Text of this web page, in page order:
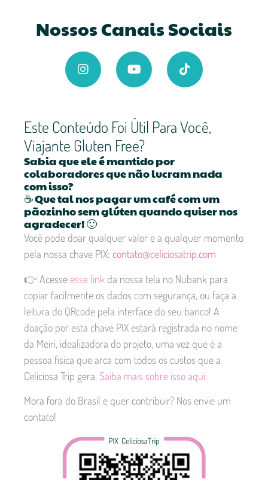
Nossos Canais Sociais
Este Conteúdo Foi Útil Para Você,
Viajante Gluten Free?
Sabia que ele é mantido por
colaboradores que não lucram nada
com isso?
☕ Que tal nos pagar um café com um
pãozinho sem glúten quando quiser nos
agradecer! 🙂
Você pode doar qualquer valor e a qualquer momento
pela nossa chave PIX: contato@celiciosatrip.com
👉 Acesse esse link da nossa tela no Nubank para
copiar facilmente os dados com segurança, ou faça a
leitura do QRcode pela interface do seu banco! A
doação por esta chave PIX estará registrada no nome
da Meiri, idealizadora do projeto, uma vez que é a
pessoa física que arca com todos os custos que a
Celiciosa Trip gera. Saiba mais sobre isso aqui.
Mora fora do Brasil e quer contribuir? Nos envie um
contato!